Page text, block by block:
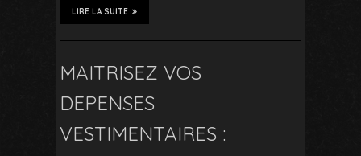
LIRE LA SUITE
MAITRISEZ VOS
DEPENSES
VESTIMENTAIRES :